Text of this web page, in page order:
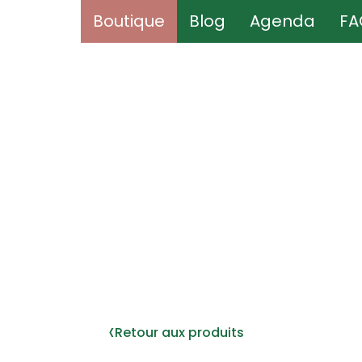
Boutique Blog Agenda
Boutique Blog Agenda
‹Retour aux produits